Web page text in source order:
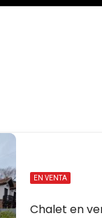
EN VENTA
Chalet en